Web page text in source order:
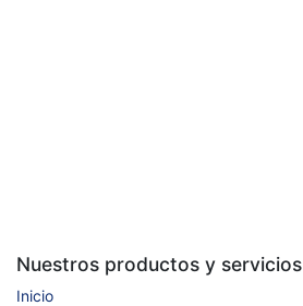
Nuestros productos y servicios
Inicio